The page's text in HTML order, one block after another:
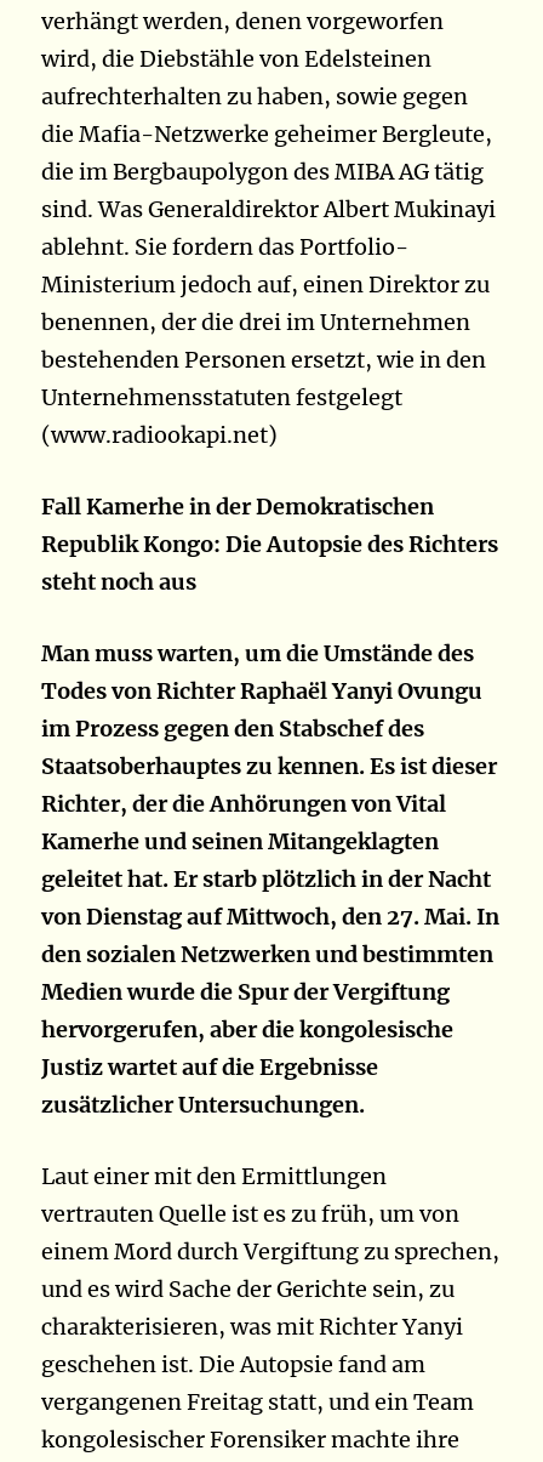
verhängt werden, denen vorgeworfen
wird, die Diebstähle von Edelsteinen
aufrechterhalten zu haben, sowie gegen
die Mafia-Netzwerke geheimer Bergleute,
die im Bergbaupolygon des MIBA AG tätig
sind. Was Generaldirektor Albert Mukinayi
ablehnt. Sie fordern das Portfolio-
Ministerium jedoch auf, einen Direktor zu
benennen, der die drei im Unternehmen
bestehenden Personen ersetzt, wie in den
Unternehmensstatuten festgelegt
(www.radiookapi.net)
Fall Kamerhe in der Demokratischen
Republik Kongo: Die Autopsie des Richters
steht noch aus
Man muss warten, um die Umstände des
Todes von Richter Raphaël Yanyi Ovungu
im Prozess gegen den Stabschef des
Staatsoberhauptes zu kennen. Es ist dieser
Richter, der die Anhörungen von Vital
Kamerhe und seinen Mitangeklagten
geleitet hat. Er starb plötzlich in der Nacht
von Dienstag auf Mittwoch, den 27. Mai. In
den sozialen Netzwerken und bestimmten
Medien wurde die Spur der Vergiftung
hervorgerufen, aber die kongolesische
Justiz wartet auf die Ergebnisse
zusätzlicher Untersuchungen.
Laut einer mit den Ermittlungen
vertrauten Quelle ist es zu früh, um von
einem Mord durch Vergiftung zu sprechen,
und es wird Sache der Gerichte sein, zu
charakterisieren, was mit Richter Yanyi
geschehen ist. Die Autopsie fand am
vergangenen Freitag statt, und ein Team
kongolesischer Forensiker machte ihre